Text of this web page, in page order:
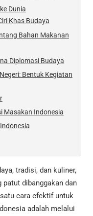
Dunia
Khas Budaya
Bahan Makanan
Diplomasi Budaya
Bentuk Kegiatan
Masakan Indonesia
tradisi, dan kuliner,
dibanggakan dan
cara efektif untuk
adalah melalui